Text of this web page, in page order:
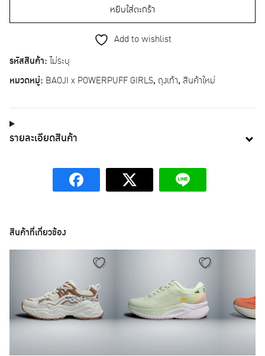
หยิบใส่ตะกร้า
Add to wishlist
รหัสสินค้า: ไม่ระบุ
หมวดหมู่: BAOJI x POWERPUFF GIRLS, ถุงเท้า, สินค้าใหม่
รายละเอียดสินค้า
สินค้าที่เกี่ยวข้อง